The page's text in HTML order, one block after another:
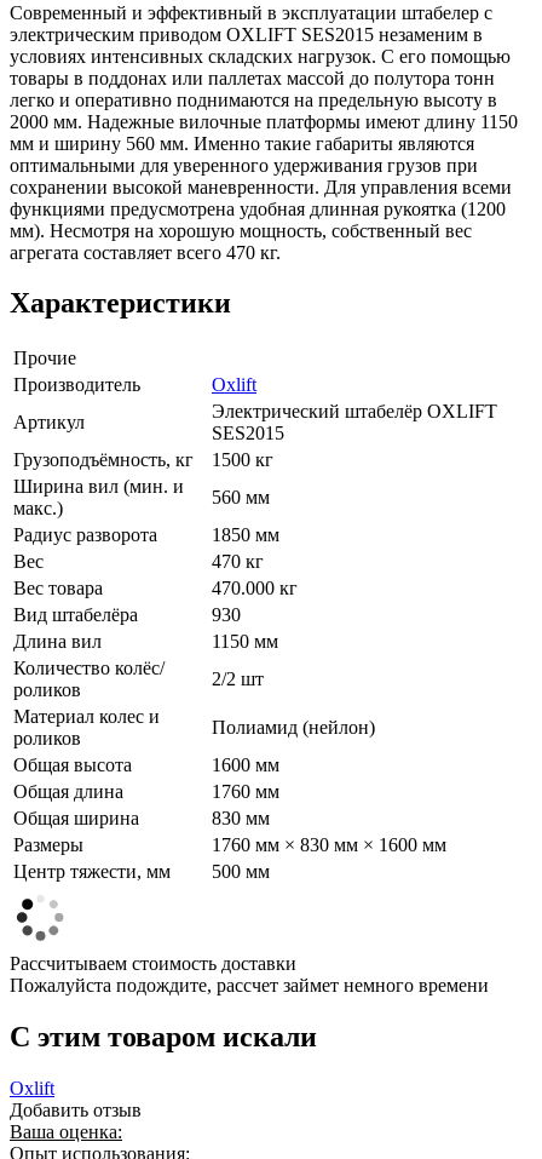
Современный и эффективный в эксплуатации штабелер с
электрическим приводом OXLIFT SES2015 незаменим в
условиях интенсивных складских нагрузок. С его помощью
товары в поддонах или паллетах массой до полутора тонн
легко и оперативно поднимаются на предельную высоту в
2000 мм. Надежные вилочные платформы имеют длину 1150
мм и ширину 560 мм. Именно такие габариты являются
оптимальными для уверенного удерживания грузов при
сохранении высокой маневренности. Для управления всеми
функциями предусмотрена удобная длинная рукоятка (1200
мм). Несмотря на хорошую мощность, собственный вес
агрегата составляет всего 470 кг.
Характеристики
Прочие
Производитель
Oxlift
Артикул
Электрический штабелёр OXLIFT
SES2015
Грузоподъёмность, кг
1500 кг
Ширина вил (мин. и
макс.)
560 мм
Радиус разворота
1850 мм
Вес
470 кг
Вес товара
470.000 кг
Вид штабелёра
930
Длина вил
1150 мм
Количество колёс/
роликов
2/2 шт
Материал колес и
роликов
Полиамид (нейлон)
Общая высота
1600 мм
Общая длина
1760 мм
Общая ширина
830 мм
Размеры
1760 мм × 830 мм × 1600 мм
Центр тяжести, мм
500 мм
Рассчитываем стоимость доставки
Пожалуйста подождите, рассчет займет немного времени
C этим товаром искали
Oxlift
Добавить отзыв
Ваша оценка:
Опыт использования: